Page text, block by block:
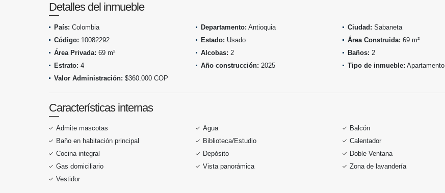
Detalles del inmueble
País: Colombia Departamento: Antioquia Ciudad: Sabaneta
Código: 10082292 Estado: Usado Área Construida: 69 m²
Área Privada: 69 m² Alcobas: 2 Baños: 2
Estrato: 4 Año construcción: 2025 Tipo de inmueble: Apartamento
Valor Administración: $360.000 COP
Características internas
Admite mascotas Agua Balcón
Baño en habitación principal
Biblioteca/Estudio Calentador
Cocina integral
Depósito Doble Ventana
Gas domiciliario
Vista panorámica Zona de lavandería
Vestidor